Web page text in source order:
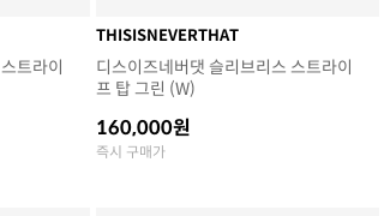
트라이
THISISNEVERTHAT
디스이즈네버댓 슬리브리스 스트라이
프 탑 그린 (W)
160,000원
즉시 구매가